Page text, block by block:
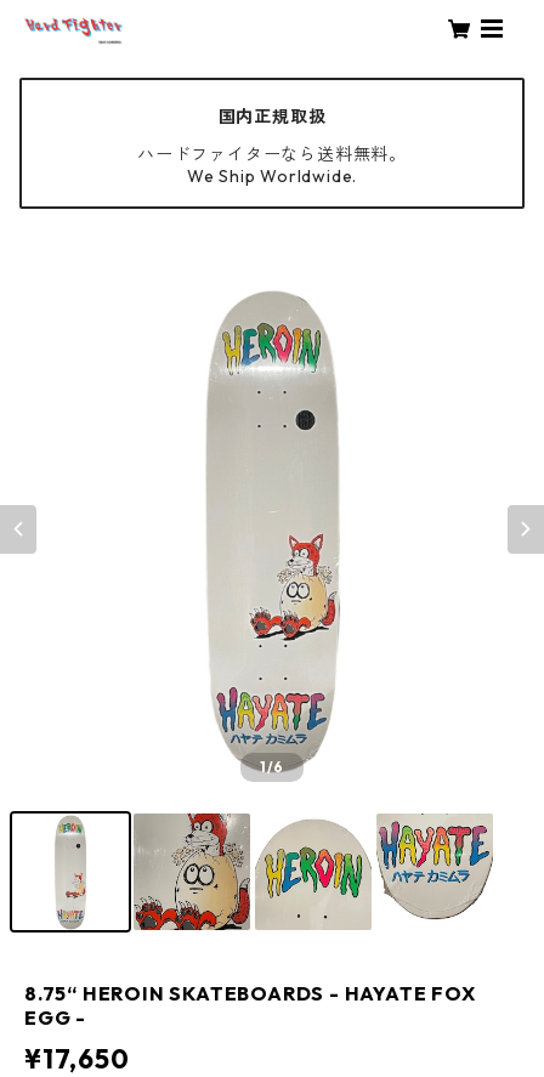
国内正規取扱
ハードファイターなら送料無料。
We Ship Worldwide.
1/6
8.75“ HEROIN SKATEBOARDS - HAYATE FOX
EGG -
¥17,650